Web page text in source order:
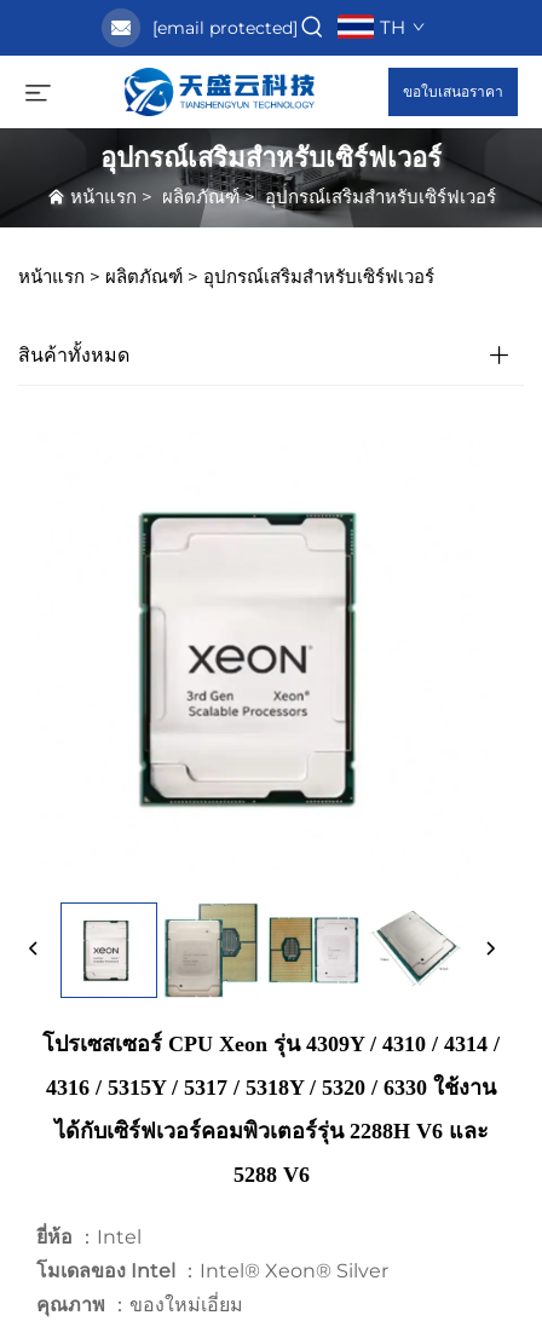
[email protected] TH
ขอใบเสนอราคา
อุปกรณ์เสริมสำหรับเซิร์ฟเวอร์
หน้าแรก > ผลิตภัณฑ์>อุปกรณ์เสริมสำหรับเซิร์ฟเวอร์
หน้าแรก > ผลิตภัณฑ์ > อุปกรณ์เสริมสำหรับเซิร์ฟเวอร์
สินค้าทั้งหมด
โปรเซสเซอร์ CPU Xeon รุ่น 4309Y / 4310 / 4314 /
4316 / 5315Y / 5317 / 5318Y / 5320 / 6330 ใช้งาน
ได้กับเซิร์ฟเวอร์คอมพิวเตอร์รุ่น 2288H V6 และ
5288 V6
ยี่ห้อ
：Intel
โมเดลของ Intel
：Intel® Xeon® Silver
คุณภาพ
：ของใหม่เอี่ยม